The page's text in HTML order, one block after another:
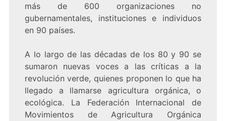
más de 600 organizaciones no
gubernamentales, instituciones e individuos
en 90 países.
A lo largo de las décadas de los 80 y 90 se
sumaron nuevas voces a las críticas a la
revolución verde, quienes proponen lo que ha
llegado a llamarse agricultura orgánica, o
ecológica. La Federación Internacional de
Movimientos de Agricultura Orgánica